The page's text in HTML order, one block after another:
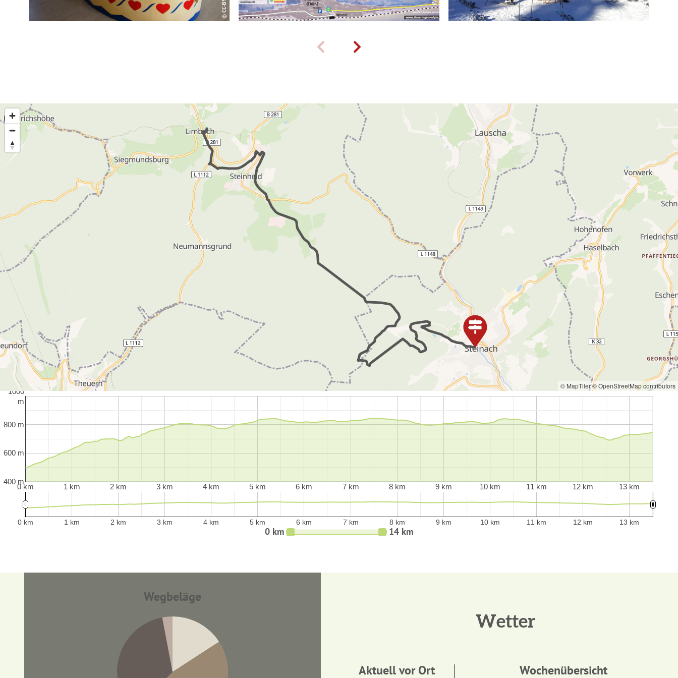
© MapTiler© OpenStreetMap contributors
0 km 1 km 2 km 3 km 4 km 5 km 6 km 7 km 8 km 9 km 10 km 11 km 12 km 13 km
400 m
600 m
800 m
1000
m
0 km 1 km 2 km 3 km 4 km 5 km 6 km 7 km 8 km 9 km 10 km 11 km 12 km 13 km
0 km 14 km
Wegbeläge
Wetter
Aktuell vor Ort Wochenübersicht